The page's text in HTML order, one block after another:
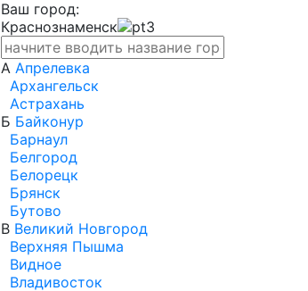
Ваш город:
Краснознаменск
А Апрелевка
Архангельск
Астрахань
Б Байконур
Барнаул
Белгород
Белорецк
Брянск
Бутово
В Великий Новгород
Верхняя Пышма
Видное
Владивосток